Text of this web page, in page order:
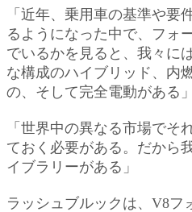
「近年、乗用車の基準や要
るようになった中で、フォ
でいるかを見ると、我々に
な構成のハイブリッド、内
の、そして完全電動がある」
「世界中の異なる市場でそ
ておく必要がある。だから
イブラリーがある」
ラッシュブルックは、V8フ